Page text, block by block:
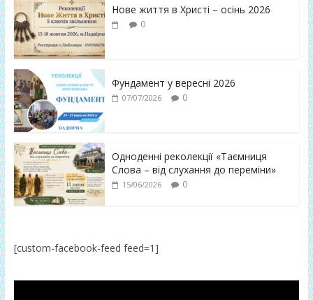
Нове життя в Христі – осінь 2026
0
Фундамент у вересні 2026
07/07/2026 0
Одноденні реколекції «Таємниця
Слова – від слухання до переміни»
15/06/2026 0
[custom-facebook-feed feed=1]